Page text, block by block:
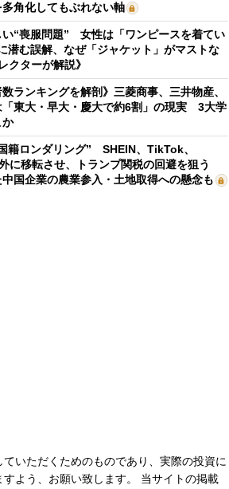
角化してもぶれない軸
い“喪服問題” 女性は「ワンピースを着てい
潜む誤解、なぜ「ジャケット」がマストな
クターが解説》
数ランキングを解剖》三菱商事、三井物産、
「東大・早大・慶大で約6割」の現実 3大学
か
籍ロンダリング” SHEIN、TikTok、
に移転させ、トランプ関税の回避を狙う
国企業の農業参入・土地取得への懸念も
いただくためのものであり、実際の投資に
よう、お願い致します。 当サイトの掲載